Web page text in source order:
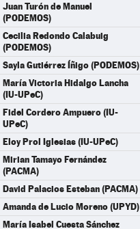
Juan Turón de Manuel
(PODEMOS)
Cecilia Redondo Calabuig
(PODEMOS)
Sayla Gutiérrez Íñigo (PODEMOS)
María Victoria Hidalgo Lancha
(IU-UPeC)
Fidel Cordero Ampuero (IU-
UPeC)
Eloy Prol Iglesias (IU-UPeC)
Mirian Tamayo Fernández
(PACMA)
David Palacios Esteban (PACMA)
Amanda de Lucio Moreno (UPYD)
María Isabel Cuesta Sánchez